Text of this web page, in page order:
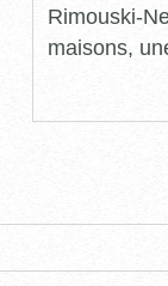
Rimouski-
maisons,